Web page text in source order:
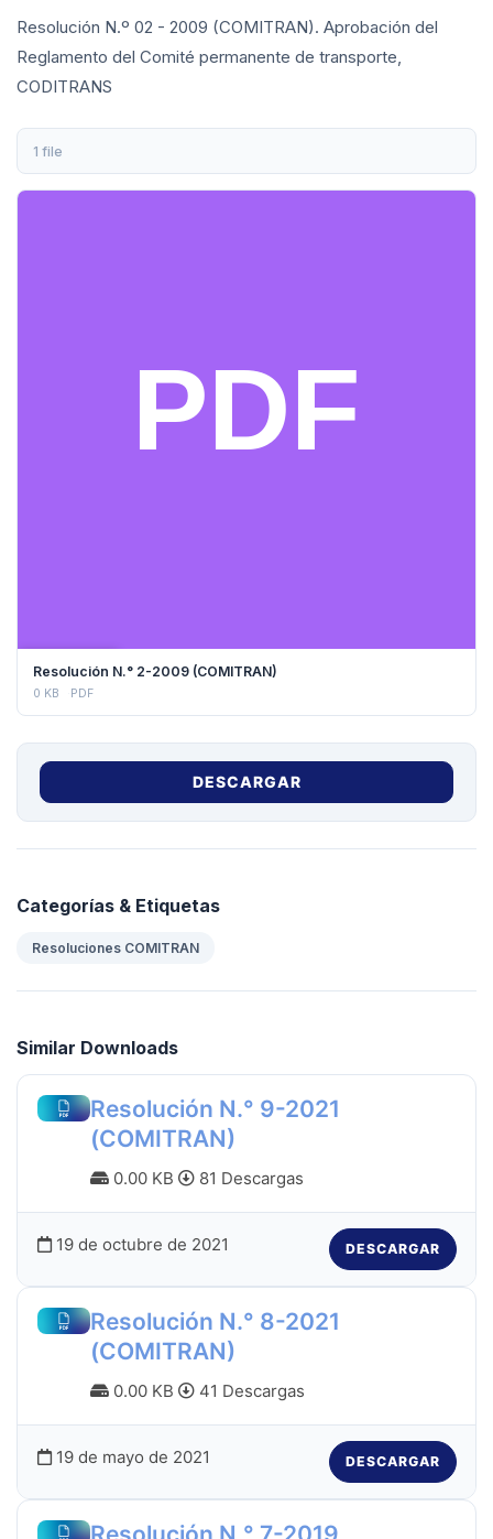
Resolución N.º 02 - 2009 (COMITRAN). Aprobación del
Reglamento del Comité permanente de transporte,
CODITRANS
1 file
Resolución N.° 2-2009 (COMITRAN)
0 KB PDF
DESCARGAR
Categorías & Etiquetas
Resoluciones COMITRAN
Similar Downloads
Resolución N.° 9-2021
(COMITRAN)
0.00 KB 81 Descargas
19 de octubre de 2021 DESCARGAR
Resolución N.° 8-2021
(COMITRAN)
0.00 KB 41 Descargas
19 de mayo de 2021 DESCARGAR